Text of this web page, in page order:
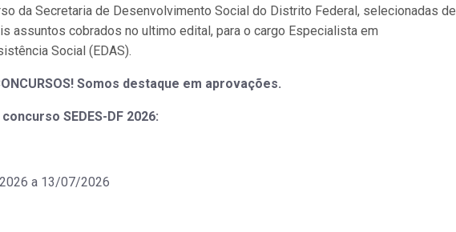
da Secretaria de Desenvolvimento Social do Distrito Federal, selecionadas de
assuntos cobrados no ultimo edital, para o cargo Especialista em
Social (EDAS).
Somos destaque em aprovações.
SEDES-DF 2026:
a 13/07/2026